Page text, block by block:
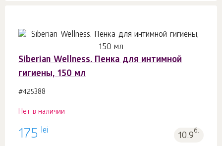
Siberian Wellness. Пенка для интимной
гигиены, 150 мл
#425388
Нет в наличии
175 lei 10.9б.